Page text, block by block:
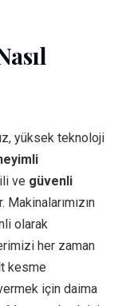
yüksek teknoloji
ve güvenli
Makinalarımızın
olarak
her zaman
kesme
için daima